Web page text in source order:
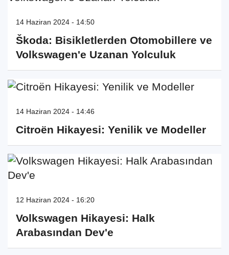
14 Haziran 2024 - 14:50
Škoda: Bisikletlerden Otomobillere ve
Volkswagen'e Uzanan Yolculuk
14 Haziran 2024 - 14:46
Citroën Hikayesi: Yenilik ve Modeller
12 Haziran 2024 - 16:20
Volkswagen Hikayesi: Halk
Arabasından Dev'e